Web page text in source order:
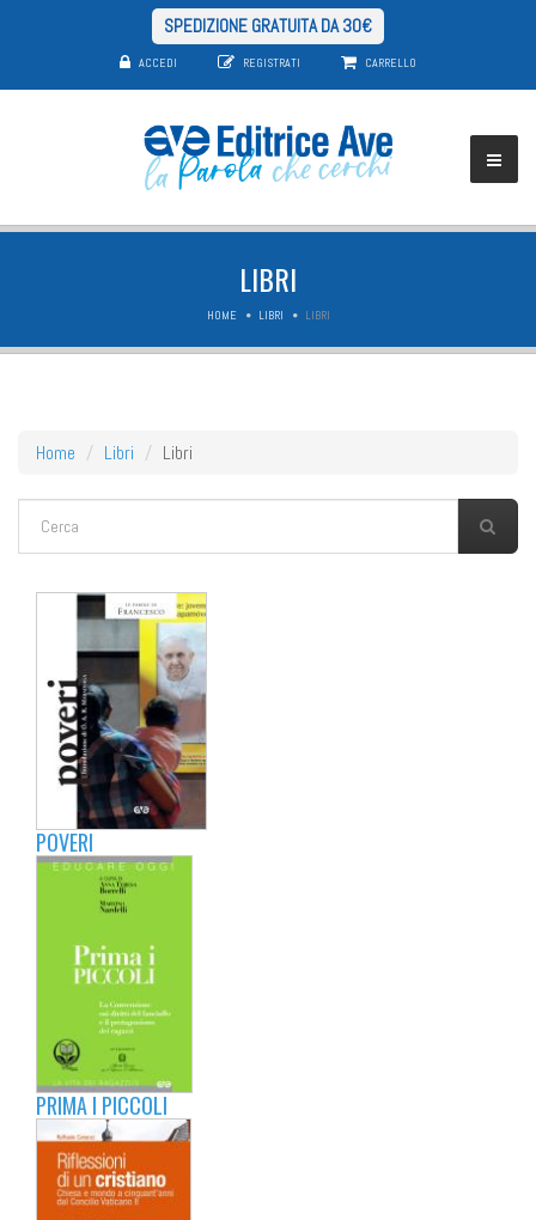
SPEDIZIONE GRATUITA DA 30€
ACCEDI REGISTRATI CARRELLO
LIBRI
HOME LIBRI LIBRI
Home Libri Libri
FORM DI RICERCA
POVERI
PRIMA I PICCOLI